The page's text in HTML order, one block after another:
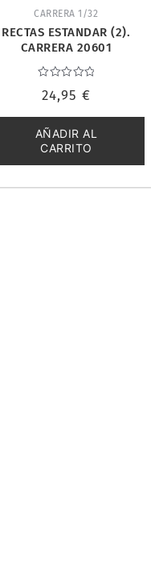
CARRERA 1/32
RECTAS ESTANDAR (2).
CARRERA 20601
con
de
5
24,95 €
AÑADIR AL
CARRITO